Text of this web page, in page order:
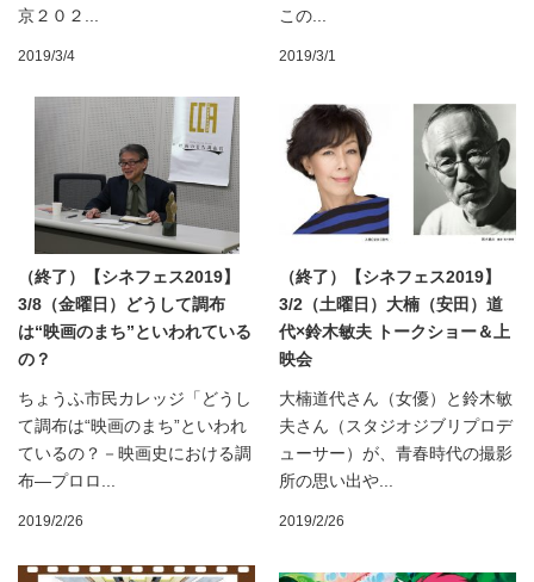
京２０２...
2019/3/4
この...
2019/3/1
（終了）【シネフェス2019】
3/8（金曜日）どうして調布
は“映画のまち”といわれている
の？
ちょうふ市民カレッジ「どうし
て調布は“映画のまち”といわれ
ているの？－映画史における調
布―プロロ...
2019/2/26
（終了）【シネフェス2019】
3/2（土曜日）大楠（安田）道
代×鈴木敏夫 トークショー＆上
映会
大楠道代さん（女優）と鈴木敏
夫さん（スタジオジブリプロデ
ューサー）が、青春時代の撮影
所の思い出や...
2019/2/26